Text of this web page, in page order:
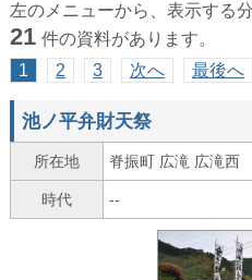
左のメニューから、表示する
21 件の資料があります。
1
2 3 次へ 最後へ
池ノ平弁財天祭
所在地 脊振町 広滝 広滝西
時代 --